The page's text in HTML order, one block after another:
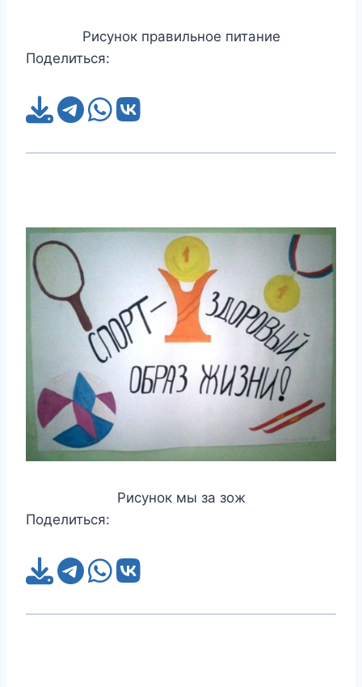
Рисунок правильное питание
Поделиться:
Рисунок мы за зож
Поделиться: